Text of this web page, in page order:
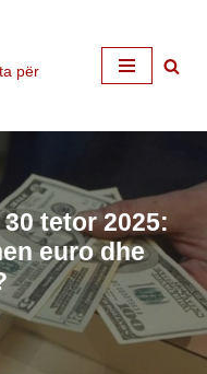
për
tetor 2025:
euro dhe